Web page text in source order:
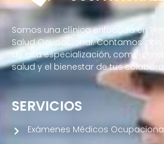
Somos una clínica enfocada en
Salud Ocupacional. Contamos con
de alta especialización,
salud y el bienestar de tus
SERVICIOS
Exámenes Médicos